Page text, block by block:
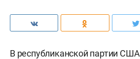
В республиканской партии США